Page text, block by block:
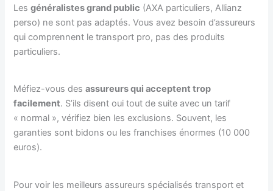
Lesgénéralistes grand public (AXA particuliers, Allianz
perso) ne sont pas adaptés. Vous avez besoin d’assureurs
qui comprennent le transport pro, pas des produits
particuliers.
Méfiez-vous desassureurs qui acceptent trop
facilement. S’ils disent oui tout de suite avec un tarif
« normal », vérifiez bien les exclusions. Souvent, les
garanties sont bidons ou les franchises énormes (10 000
euros).
Pour voir les meilleurs assureurs spécialisés transport et